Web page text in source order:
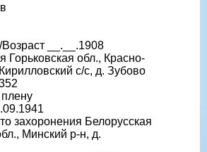
__.__.1908
Горьковская обл., Красно-
с/с, д. Зубово
захоронения Белорусская
Минский р-н, д.